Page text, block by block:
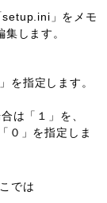
」をメモ
します。
を指定します。
は「１」を、
０」を指定しま
では